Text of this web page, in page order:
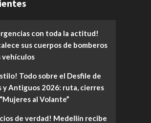
con toda la actitud!
sus cuerpos de bomberos
vehículos
Todo sobre el Desfile de
y Antiguos 2026: ruta, cierres
al Volante”
de verdad! Medellín recibe